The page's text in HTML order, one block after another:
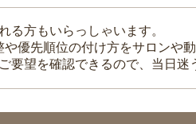
る方もいらっしゃいます。
優先順位の付け方をサロンや動
要望を確認できるので、当日迷